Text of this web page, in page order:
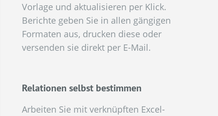
Vorlage und aktualisieren per Klick.
Berichte geben Sie in allen gängigen
Formaten aus, drucken diese oder
versenden sie direkt per E-Mail.
Relationen selbst bestimmen
Arbeiten Sie mit verknüpften Excel-